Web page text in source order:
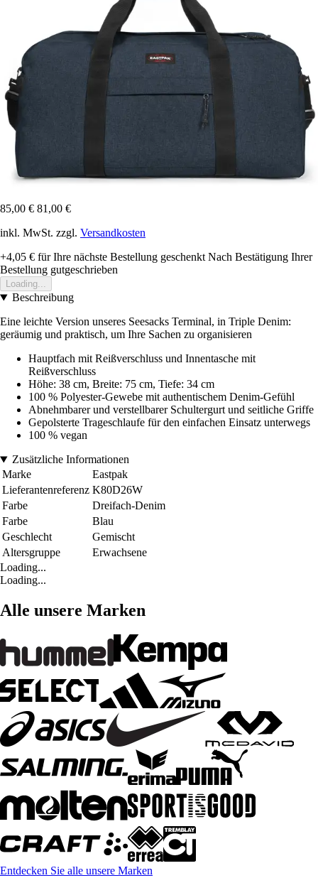
85,00 € 81,00 €
inkl. MwSt. zzgl. Versandkosten
+4,05 € für Ihre nächste Bestellung geschenkt Nach Bestätigung Ihrer
Bestellung gutgeschrieben
Loading...
Beschreibung
Eine leichte Version unseres Seesacks Terminal, in Triple Denim:
geräumig und praktisch, um Ihre Sachen zu organisieren
Hauptfach mit Reißverschluss und Innentasche mit
Reißverschluss
Höhe: 38 cm, Breite: 75 cm, Tiefe: 34 cm
100 % Polyester-Gewebe mit authentischem Denim-Gefühl
Abnehmbarer und verstellbarer Schultergurt und seitliche Griffe
Gepolsterte Trageschlaufe für den einfachen Einsatz unterwegs
100 % vegan
Zusätzliche Informationen
Marke
Eastpak
Lieferantenreferenz K80D26W
Farbe
Dreifach-Denim
Farbe
Blau
Geschlecht
Gemischt
Altersgruppe
Erwachsene
Loading...
Loading...
Alle unsere Marken
Entdecken Sie alle unsere Marken